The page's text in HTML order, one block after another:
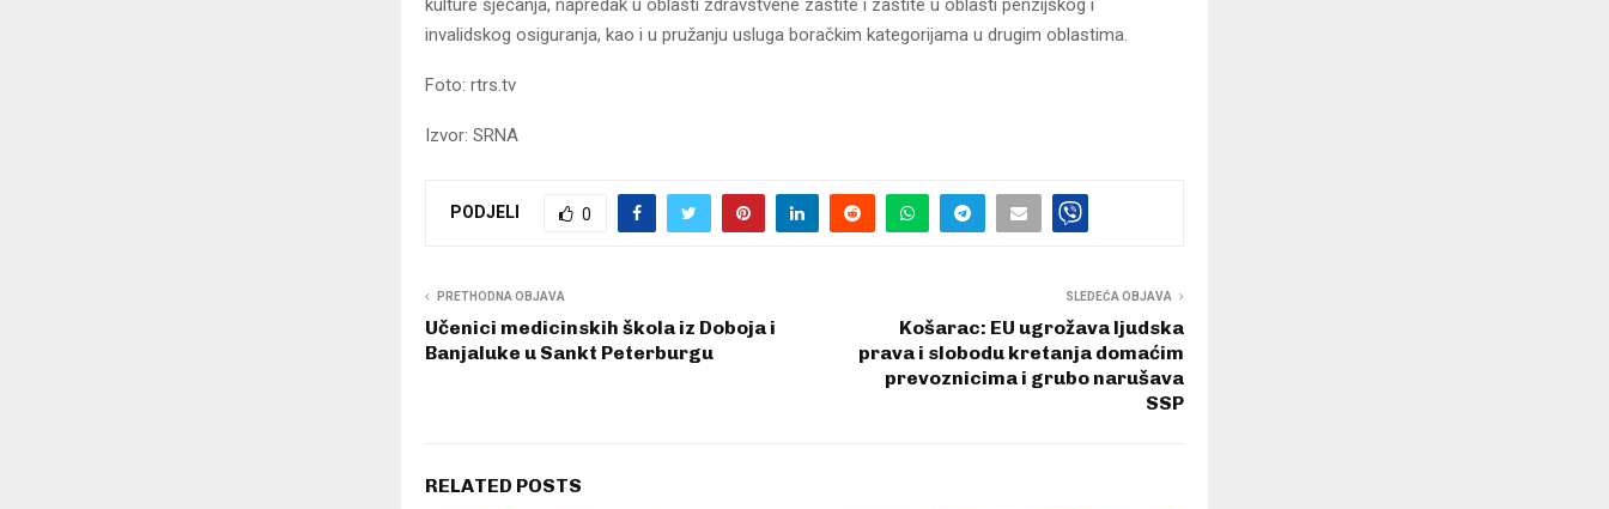
kulture sjećanja, napredak u oblasti zdravstvene zaštite i zaštite u oblasti penzijskog i
invalidskog osiguranja, kao i u pružanju usluga boračkim kategorijama u drugim oblastima.
Foto: rtrs.tv
Izvor: SRNA
PODJELI 0
PRETHODNA OBJAVA
Učenici medicinskih škola iz Doboja i
Banjaluke u Sankt Peterburgu
SLEDEĆA OBJAVA
Košarac: EU ugrožava ljudska
prava i slobodu kretanja domaćim
prevoznicima i grubo narušava
SSP
RELATED POSTS